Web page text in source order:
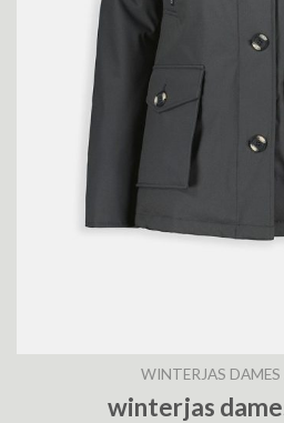
WINTERJAS DAMES
winterjas